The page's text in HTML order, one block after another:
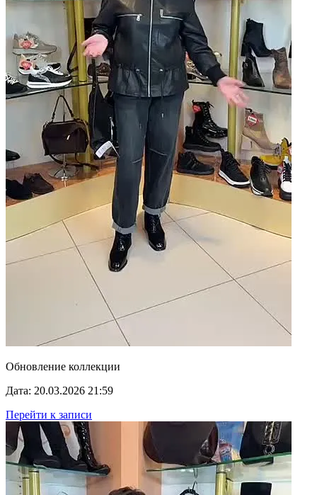
Обновление коллекции
Дата: 20.03.2026 21:59
Перейти к записи